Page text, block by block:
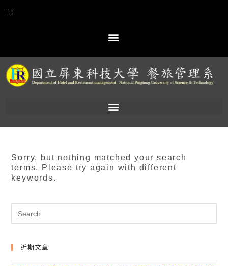
:::
Sorry, but nothing matched your search
terms. Please try again with different
keywords.
近期文章